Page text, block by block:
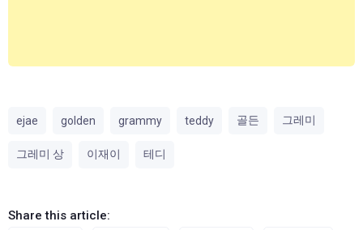
ejae golden grammy teddy 골든 그레미
그레미 상 이재이 테디
Share this article: